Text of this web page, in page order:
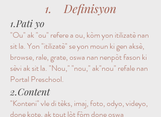
1. Definisyon
1.Pati yo
"Ou" ak "ou" refere a ou, kòm yon itilizatè nan
sit la. Yon "itilizatè" se yon moun ki gen aksè,
browse, rale, grate, oswa nan nenpòt fason ki
sèvi ak sit la. "Nou," "nou," ak"nou" refale nan
Portal Preschool.
2.Content
"Konteni" vle di tèks, imaj, foto, odyo, videyo,
done kote, ak tout lòt fòm done oswa